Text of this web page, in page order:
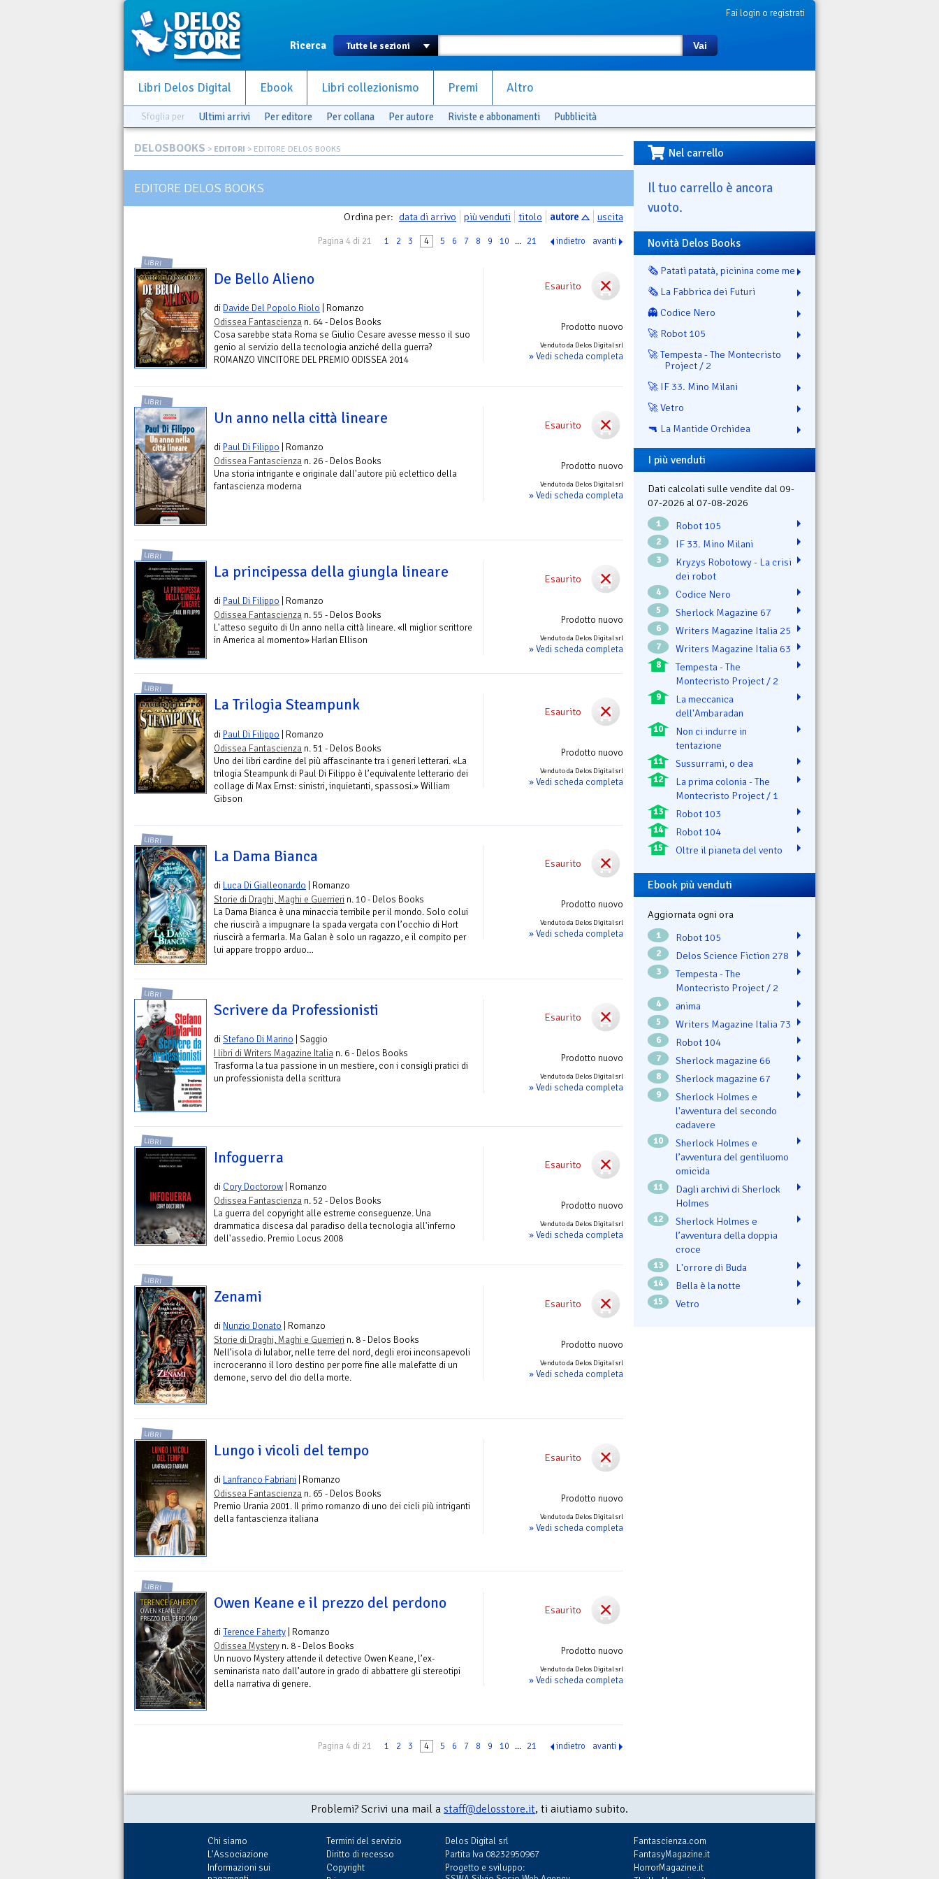
Fai login o registrati
Ricerca Vai
Libri Delos Digital Ebook Libri collezionismo Premi Altro
Sfoglia per Ultimi arrivi Per editore Per collana Per autore Riviste e abbonamenti Pubblicità
DELOSBOOKS > EDITORI > EDITORE DELOS BOOKS
EDITORE DELOS BOOKS
Ordina per: data di arrivo più venduti titolo autore uscita
Pagina 4 di 21 1 2 3 4 5 6 7 8 9 10 ... 21 indietro avanti
Esaurito
Prodotto nuovo
Venduto da Delos Digital srl
» Vedi scheda completa
LIBRI
De Bello Alieno
di Davide Del Popolo Riolo | Romanzo
Odissea Fantascienza n. 64 - Delos Books
Cosa sarebbe stata Roma se Giulio Cesare avesse messo il suo
genio al servizio della tecnologia anziché della guerra?
ROMANZO VINCITORE DEL PREMIO ODISSEA 2014
Esaurito
Prodotto nuovo
Venduto da Delos Digital srl
» Vedi scheda completa
LIBRI
Un anno nella città lineare
di Paul Di Filippo | Romanzo
Odissea Fantascienza n. 26 - Delos Books
Una storia intrigante e originale dall'autore più eclettico della
fantascienza moderna
Esaurito
Prodotto nuovo
Venduto da Delos Digital srl
» Vedi scheda completa
LIBRI
La principessa della giungla lineare
di Paul Di Filippo | Romanzo
Odissea Fantascienza n. 55 - Delos Books
L'atteso seguito di Un anno nella città lineare. «Il miglior scrittore
in America al momento» Harlan Ellison
Esaurito
Prodotto nuovo
Venduto da Delos Digital srl
» Vedi scheda completa
LIBRI
La Trilogia Steampunk
di Paul Di Filippo | Romanzo
Odissea Fantascienza n. 51 - Delos Books
Uno dei libri cardine del più affascinante tra i generi letterari. «La
trilogia Steampunk di Paul Di Filippo è l’equivalente letterario dei
collage di Max Ernst: sinistri, inquietanti, spassosi.» William
Gibson
Esaurito
Prodotto nuovo
Venduto da Delos Digital srl
» Vedi scheda completa
LIBRI
La Dama Bianca
di Luca Di Gialleonardo | Romanzo
Storie di Draghi, Maghi e Guerrieri n. 10 - Delos Books
La Dama Bianca è una minaccia terribile per il mondo. Solo colui
che riuscirà a impugnare la spada vergata con l’occhio di Hort
riuscirà a fermarla. Ma Galan è solo un ragazzo, e il compito per
lui appare troppo arduo…
Esaurito
Prodotto nuovo
Venduto da Delos Digital srl
» Vedi scheda completa
LIBRI
Scrivere da Professionisti
diStefano Di Marino | Saggio
I libri di Writers Magazine Italia n. 6 - Delos Books
Trasforma la tua passione in un mestiere, con i consigli pratici di
un professionista della scrittura
Esaurito
Prodotto nuovo
Venduto da Delos Digital srl
» Vedi scheda completa
LIBRI
Infoguerra
di Cory Doctorow | Romanzo
Odissea Fantascienza n. 52 - Delos Books
La guerra del copyright alle estreme conseguenze. Una
drammatica discesa dal paradiso della tecnologia all'inferno
dell'assedio. Premio Locus 2008
Esaurito
Prodotto nuovo
Venduto da Delos Digital srl
» Vedi scheda completa
LIBRI
Zenami
di Nunzio Donato | Romanzo
Storie di Draghi, Maghi e Guerrieri n. 8 - Delos Books
Nell’isola di Iulabor, nelle terre del nord, degli eroi inconsapevoli
incroceranno il loro destino per porre fine alle malefatte di un
demone, servo del dio della morte.
Esaurito
Prodotto nuovo
Venduto da Delos Digital srl
» Vedi scheda completa
LIBRI
Lungo i vicoli del tempo
di Lanfranco Fabriani | Romanzo
Odissea Fantascienza n. 65 - Delos Books
Premio Urania 2001. Il primo romanzo di uno dei cicli più intriganti
della fantascienza italiana
Esaurito
Prodotto nuovo
Venduto da Delos Digital srl
» Vedi scheda completa
LIBRI
Owen Keane e il prezzo del perdono
diTerence Faherty | Romanzo
Odissea Mystery n. 8 - Delos Books
Un nuovo Mystery attende il detective Owen Keane, l’ex-
seminarista nato dall’autore in grado di abbattere gli stereotipi
della narrativa di genere.
Pagina 4 di 21 1 2 3 4 5 6 7 8 9 10 ... 21 indietro avanti
Nel carrello
Il tuo carrello è ancora
vuoto.
Novità Delos Books
🗞️ Patatì patatà, picinina come me
🗞️ La Fabbrica dei Futuri
👻 Codice Nero
🚀 Robot 105
🚀 Tempesta - The Montecristo
Project / 2
🚀 IF 33. Mino Milani
🚀 Vetro
🔫 La Mantide Orchidea
I più venduti
Dati calcolati sulle vendite dal 09-
07-2026 al 07-08-2026
1 Robot 105
2 IF 33. Mino Milani
3
Kryzys Robotowy - La crisi
dei robot
4 Codice Nero
5 Sherlock Magazine 67
6 Writers Magazine Italia 25
7 Writers Magazine Italia 63
8
Tempesta - The
Montecristo Project / 2
9
La meccanica
dell'Ambaradan
10
Non ci indurre in
tentazione
11 Sussurrami, o dea
12
La prima colonia - The
Montecristo Project / 1
13 Robot 103
14 Robot 104
15 Oltre il pianeta del vento
Ebook più venduti
Aggiornata ogni ora
1 Robot 105
2 Delos Science Fiction 278
3
Tempesta - The
Montecristo Project / 2
4 ənima
5 Writers Magazine Italia 73
6 Robot 104
7 Sherlock magazine 66
8 Sherlock magazine 67
9
Sherlock Holmes e
l'avventura del secondo
cadavere
10
Sherlock Holmes e
l’avventura del gentiluomo
omicida
11
Dagli archivi di Sherlock
Holmes
12
Sherlock Holmes e
l’avventura della doppia
croce
13 L'orrore di Buda
14 Bella è la notte
15 Vetro
Problemi? Scrivi una mail a staff@delosstore.it, ti aiutiamo subito.
Chi siamo
L'Associazione
Informazioni sui
Termini del servizio
Diritto di recesso
Copyright
Delos Digital srl
Partita Iva 08232950967
Progetto e sviluppo:
Fantascienza.com
FantasyMagazine.it
HorrorMagazine.it